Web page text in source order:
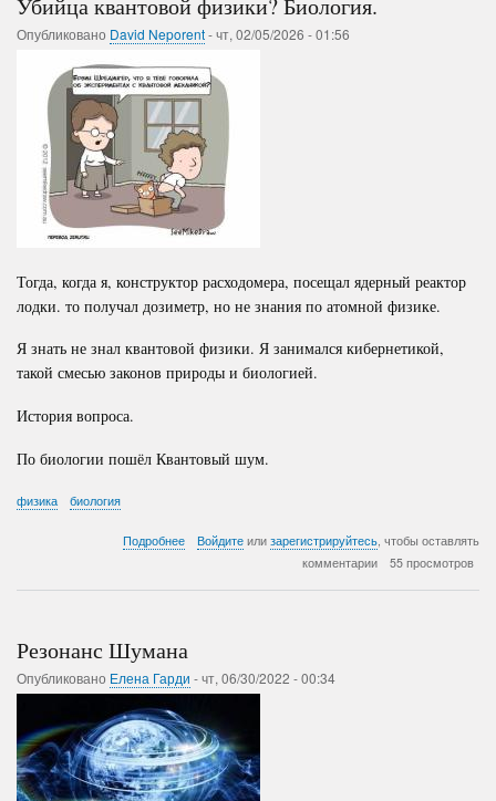
Опубликовано David Neporent-чт, 02/05/2026 - 01:56
Тогда, когда я, конструктор расходомера, посещал ядерный реактор
лодки. то получал дозиметр, но не знания по атомной физике.
Я знать не знал квантовой физики. Я занимался кибернетикой,
такой смесью законов природы и биологией.
История вопроса.
По биологии пошёл Квантовый шум.
физика биология
Подробнее
физики?
Войдите или зарегистрируйтесь , чтобы оставлять
комментарии
55 просмотров
Резонанс Шумана
Опубликовано Елена Гарди -чт, 06/30/2022 - 00:34